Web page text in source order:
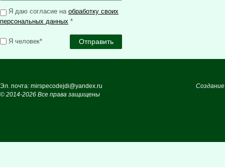
Я даю согласие на обработку своих
персональных данных *
Я человек*
Эл. почта: mirspecodejdi@yandex.ru
© 2014-2026 Все права защищены